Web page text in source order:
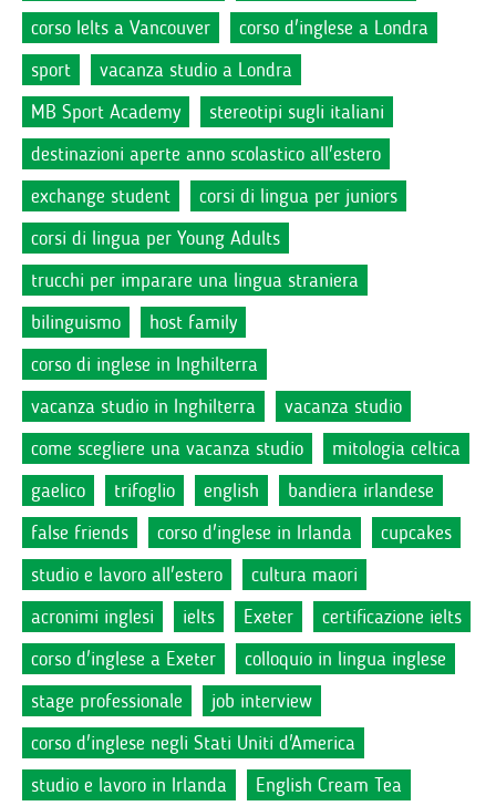
corso Ielts a Vancouver
corso d'inglese a Londra
sport
vacanza studio a Londra
MB Sport Academy
stereotipi sugli italiani
destinazioni aperte anno scolastico all'estero
exchange student
corsi di lingua per juniors
corsi di lingua per Young Adults
trucchi per imparare una lingua straniera
bilinguismo
host family
corso di inglese in Inghilterra
vacanza studio in Inghilterra
vacanza studio
come scegliere una vacanza studio
mitologia celtica
gaelico
trifoglio english
bandiera irlandese
false friends
corso d'inglese in Irlanda
cupcakes
studio e lavoro all'estero
cultura maori
acronimi inglesi
ielts Exeter
certificazione ielts
corso d'inglese a Exeter
colloquio in lingua inglese
stage professionale
job interview
corso d'inglese negli Stati Uniti d'America
studio e lavoro in Irlanda
English Cream Tea